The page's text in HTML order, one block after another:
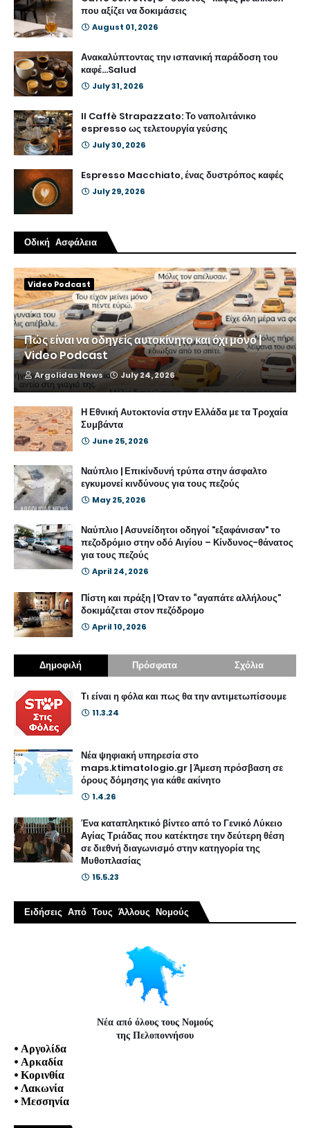
που αξίζει να δοκιμάσεις
August 01, 2026
Ανακαλύπτοντας την ισπανική παράδοση του
καφέ...Salud
July 31, 2026
Il Caffè Strapazzato: Το ναπολιτάνικο
espresso ως τελετουργία γεύσης
July 30, 2026
Espresso Macchiato, ένας δυστρόπος καφές
July 29, 2026
Οδική Ασφάλεια
Video Podcast
Πώς είναι να οδηγείς αυτοκίνητο και όχι μόνο |
Video Podcast
Argolidas News July 24, 2026
Η Εθνική Αυτοκτονία στην Ελλάδα με τα Τροχαία
Συμβάντα
June 25, 2026
Ναύπλιο | Επικίνδυνή τρύπα στην άσφαλτο
εγκυμονεί κινδύνους για τους πεζούς
May 25, 2026
Ναύπλιο | Ασυνείδητοι οδηγοί "εξαφάνισαν" το
πεζοδρόμιο στην οδό Αιγίου – Κίνδυνος-θάνατος
για τους πεζούς
April 24, 2026
Πίστη και πράξη | Όταν το “αγαπάτε αλλήλους”
δοκιμάζεται στον πεζόδρομο
April 10, 2026
Δημοφιλή Πρόσφατα Σχόλια
Τι είναι η φόλα και πως θα την αντιμετωπίσουμε
11.3.24
Νέα ψηφιακή υπηρεσία στο
maps.ktimatologio.gr | Άμεση πρόσβαση σε
όρους δόμησης για κάθε ακίνητο
1.4.26
Ένα καταπληκτικό βίντεο από το Γενικό Λύκειο
Αγίας Τριάδας που κατέκτησε την δεύτερη θέση
σε διεθνή διαγωνισμό στην κατηγορία της
Μυθοπλασίας
15.5.23
Ειδήσεις Από Τους Άλλους Νομούς
Νέα από όλους τους Νομούς
της Πελοποννήσου
• Αργολίδα
• Αρκαδία
• Κορινθία
• Λακωνία
• Μεσσηνία